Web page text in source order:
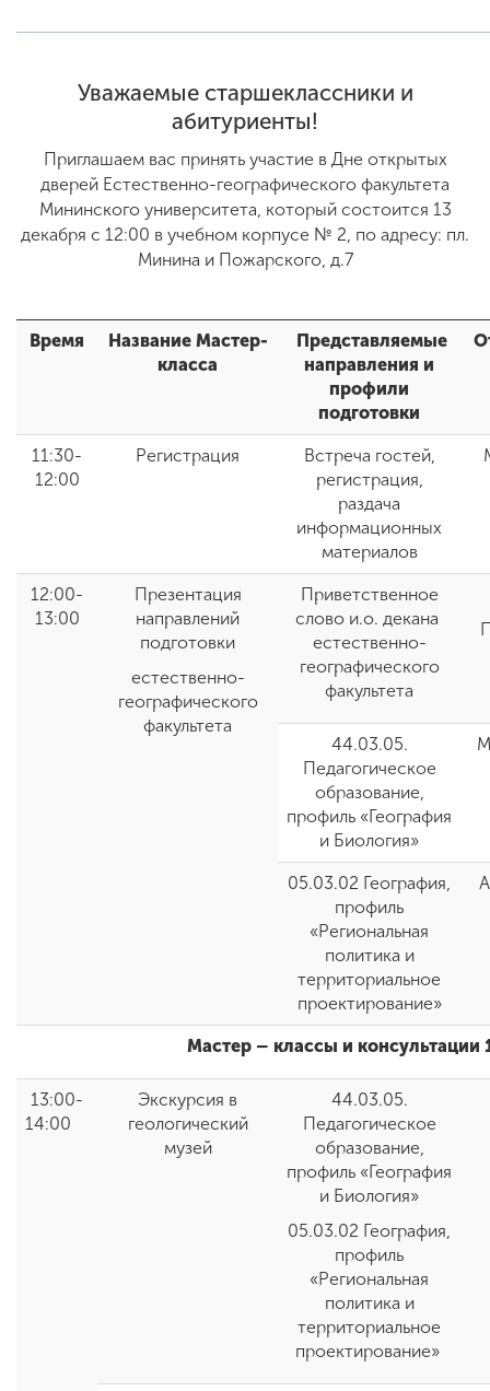
ENG SPN CHI
комиссия
+7 (831) 262-26-20
Уважаемые старшеклассники и
абитуриенты!
Приглашаем вас принять участие в Дне открытых
дверей Естественно-географического факультета
Мининского университета, который состоится 13
декабря с 12:00 в учебном корпусе № 2, по адресу: пл.
Минина и Пожарского, д.7
Время
Название Мастер-
класса
Представляемые
направления и
профили
подготовки
11:30-
12:00
Регистрация
Встреча гостей,
регистрация,
раздача
информационных
материалов
12:00-
13:00
Презентация
направлений
подготовки
естественно-
географического
факультета
Приветственное
слово и.о. декана
естественно-
географического
факультета
44.03.05.
Педагогическое
образование,
профиль «География
и Биология»
05.03.02 География,
профиль
«Региональная
политика и
территориальное
проектирование»
Мастер – классы и консультации
13:00-
14:00
Экскурсия в
геологический
музей
44.03.05.
Педагогическое
образование,
профиль «География
и Биология»
05.03.02 География,
профиль
«Региональная
политика и
территориальное
проектирование»